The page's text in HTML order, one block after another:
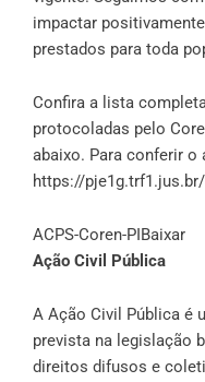
impactar
prestados para toda
Confira a lista
protocoladas pelo
abaixo. Para conferir o
https://
ACPS-Coren-PI Baixar
Ação Civil Pública
A Ação Civil Pública é
prevista na legislação
direitos difusos e